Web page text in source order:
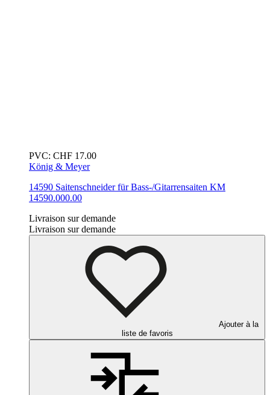
PVC: CHF 17.00
König & Meyer
14590 Saitenschneider für Bass-/Gitarrensaiten KM
14590.000.00
Livraison sur demande
Livraison sur demande
Ajouter à la
liste de favoris